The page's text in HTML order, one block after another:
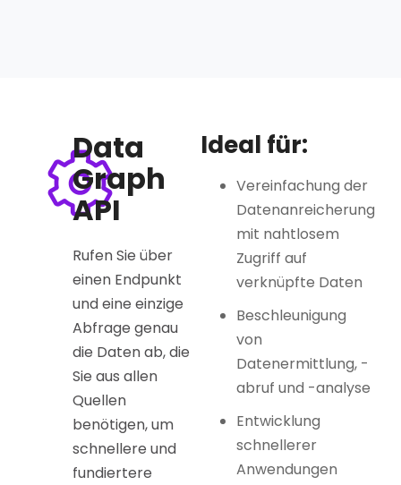
Data
Graph
API
Rufen Sie über
einen Endpunkt
und eine einzige
Abfrage genau
die Daten ab, die
Sie aus allen
Quellen
benötigen, um
schnellere und
fundiertere
Ideal für:
Vereinfachung der
Datenanreicherung
mit nahtlosem
Zugriff auf
verknüpfte Daten
Beschleunigung
von
Datenermittlung, -
abruf und -analyse
Entwicklung
schnellerer
Anwendungen